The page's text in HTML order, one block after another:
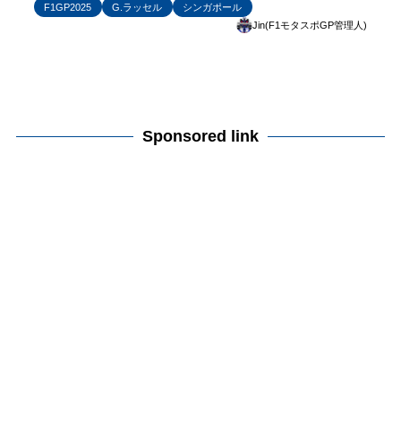
F1GP2025 G.ラッセル
シンガポール
Jin(F1モタスポGP管理人)
Sponsored link